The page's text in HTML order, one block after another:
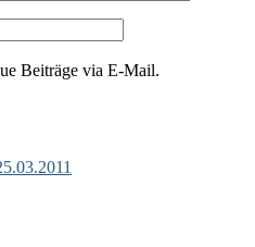
Beiträge via E-Mail.